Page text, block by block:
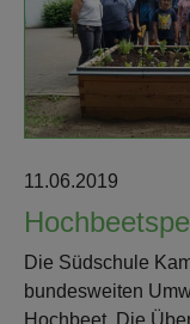
11.06.2019
Die Südschule
bundesweiten